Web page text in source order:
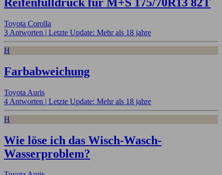
Toyota Corolla
3 Antworten | Letzte Update: Mehr als 18 jahre
H
Farbabweichung
Toyota Auris
4 Antworten | Letzte Update: Mehr als 18 jahre
H
Wie löse ich das Wisch-Wasch-
Wasserproblem?